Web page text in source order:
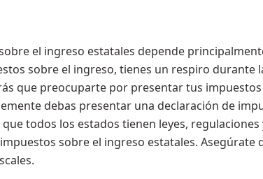
el ingreso estatales depende
sobre el ingreso, tienes un respiro durante
que preocuparte por presentar tus
debas presentar una declaración de
todos los estados tienen leyes,
sobre el ingreso estatales.